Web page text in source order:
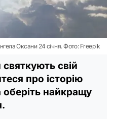
Оксани 24 січня. Фото: Freepik
свій
про історію
оберіть найкращу